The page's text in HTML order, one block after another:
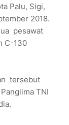
Palu, Sigi,
2018.
pesawat
C-130
tersebut
TNI